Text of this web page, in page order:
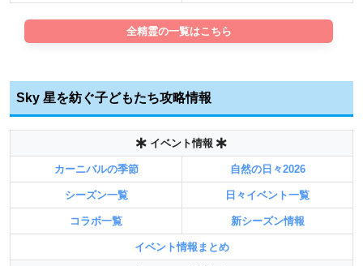
全精霊の一覧はこちら
Sky 星を紡ぐ子どもたち攻略情報
イベント情報
カーニバルの季節 自然の日々2026
シーズン一覧 日々イベント一覧
コラボ一覧 新シーズン情報
イベント情報まとめ